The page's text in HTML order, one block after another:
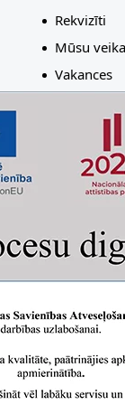
Rekvizīti
Mūsu
Vakances